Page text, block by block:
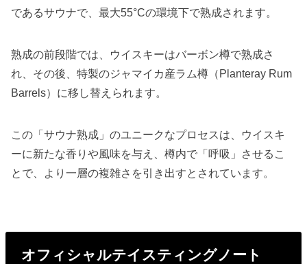
であるサウナで、最大55°Cの環境下で熟成されます。
熟成の前段階では、ウイスキーはバーボン樽で熟成さ
れ、その後、特製のジャマイカ産ラム樽（Planteray Rum
Barrels）に移し替えられます。
この「サウナ熟成」のユニークなプロセスは、ウイスキ
ーに新たな香りや風味を与え、樽内で「呼吸」させるこ
とで、より一層の複雑さを引き出すとされています。
オフィシャルテイスティングノート